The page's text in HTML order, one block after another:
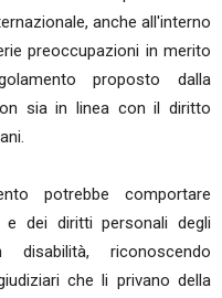
anche all'interno
preoccupazioni in merito
proposto dalla
sia in linea con il diritto
potrebbe comportare
e dei diritti personali degli
riconoscendo
che li privano della